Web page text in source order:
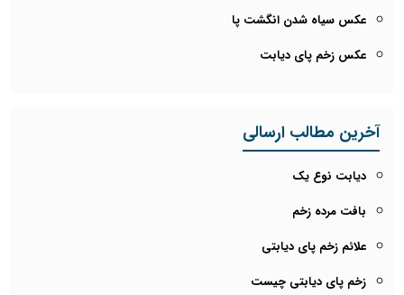
عکس سیاه شدن انگشت پا
عکس زخم پای دیابت
آخرین مطالب ارسالی
دیابت نوع یک
بافت مرده زخم
علائم زخم پای دیابتی
زخم پای دیابتی چیست